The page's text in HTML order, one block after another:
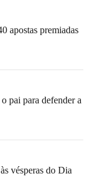
apostas premiadas
pai para defender a
vésperas do Dia